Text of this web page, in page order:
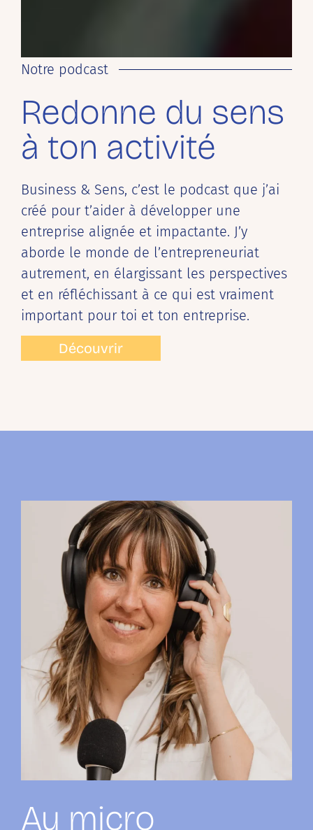
Notre podcast
Redonne du sens
à ton activité
Business & Sens, c’est le podcast que j’ai
créé pour t’aider à développer une
entreprise alignée et impactante. J’y
aborde le monde de l’entrepreneuriat
autrement, en élargissant les perspectives
et en réfléchissant à ce qui est vraiment
important pour toi et ton entreprise.
Découvrir
Au micro